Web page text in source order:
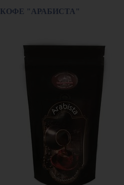
КОФЕ "АРАБИСТА"